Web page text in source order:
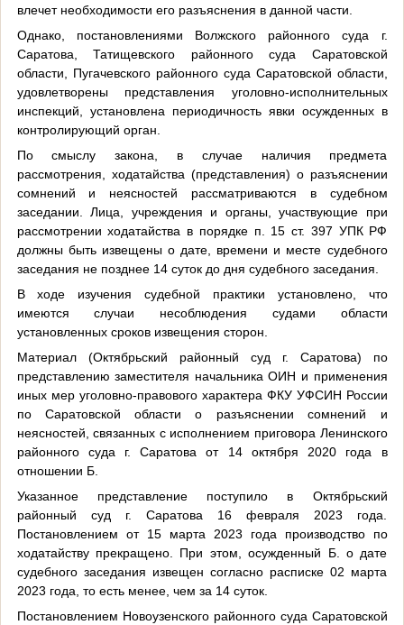
влечет необходимости его разъяснения в данной части.
Однако, постановлениями Волжского районного суда г.
Саратова, Татищевского районного суда Саратовской
области, Пугачевского районного суда Саратовской области,
удовлетворены представления уголовно-исполнительных
инспекций, установлена периодичность явки осужденных в
контролирующий орган.
По смыслу закона, в случае наличия предмета
рассмотрения, ходатайства (представления) о разъяснении
сомнений и неясностей рассматриваются в судебном
заседании. Лица, учреждения и органы, участвующие при
рассмотрении ходатайства в порядке п. 15 ст. 397 УПК РФ
должны быть извещены о дате, времени и месте судебного
заседания не позднее 14 суток до дня судебного заседания.
В ходе изучения судебной практики установлено, что
имеются случаи несоблюдения судами области
установленных сроков извещения сторон.
Материал (Октябрьский районный суд г. Саратова) по
представлению заместителя начальника ОИН и применения
иных мер уголовно-правового характера ФКУ УФСИН России
по Саратовской области о разъяснении сомнений и
неясностей, связанных с исполнением приговора Ленинского
районного суда г. Саратова от 14 октября 2020 года в
отношении Б.
Указанное представление поступило в Октябрьский
районный суд г. Саратова 16 февраля 2023 года.
Постановлением от 15 марта 2023 года производство по
ходатайству прекращено. При этом, осужденный Б. о дате
судебного заседания извещен согласно расписке 02 марта
2023 года, то есть менее, чем за 14 суток.
Постановлением Новоузенского районного суда Саратовской